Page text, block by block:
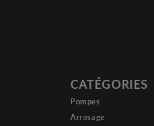
CATÉGORIES
Pompes
Arrosage